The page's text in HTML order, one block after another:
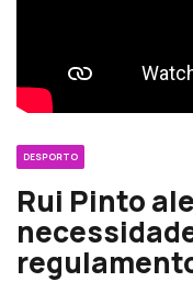
DESPORTO
Rui Pinto